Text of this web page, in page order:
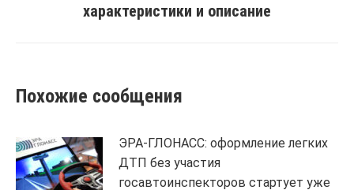
post:
характеристики и описание
Похожие сообщения
ЭРА-ГЛОНАСС: оформление легких
ДТП без участия
госавтоинспекторов стартует уже